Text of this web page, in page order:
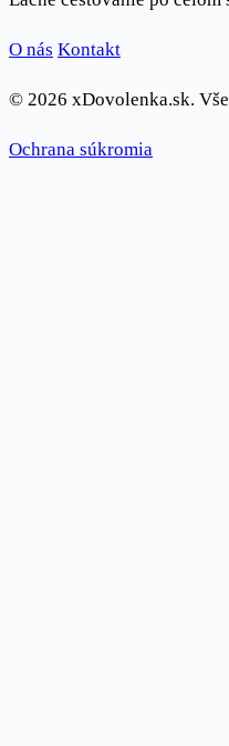
O nás Kontakt
© 2026 xDovolenka.sk.
Ochrana súkromia